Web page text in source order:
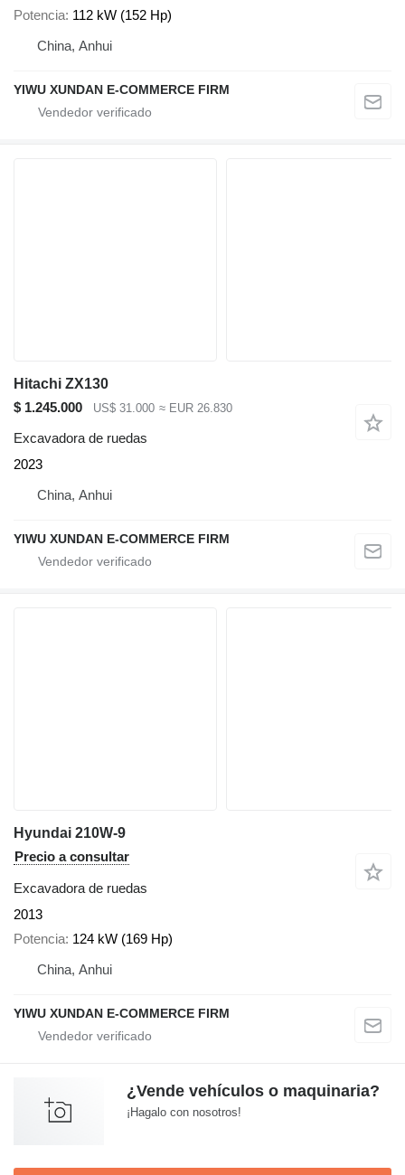
Potencia 112 kW (152 Hp)
China, Anhui
YIWU XUNDAN E-COMMERCE FIRM
Hitachi ZX130
$ 1.245.000
US$ 31.000 ≈ EUR 26.830
Excavadora de ruedas
2023
China, Anhui
YIWU XUNDAN E-COMMERCE FIRM
Hyundai 210W-9
Precio a consultar
Excavadora de ruedas
2013
Potencia 124 kW (169 Hp)
China, Anhui
YIWU XUNDAN E-COMMERCE FIRM
¿Vende vehículos o maquinaria?
¡Hagalo con nosotros!